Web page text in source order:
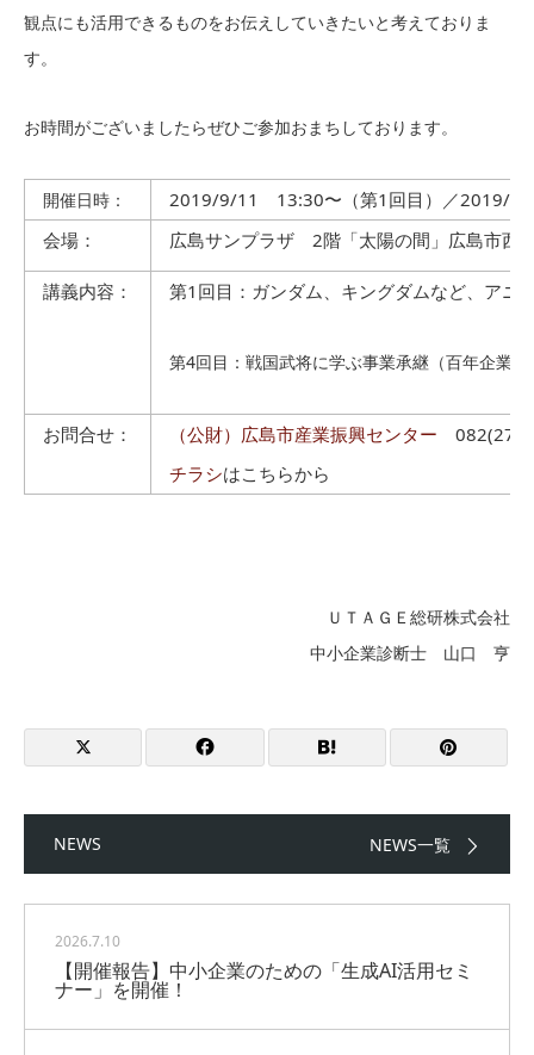
観点にも活用できるものをお伝えしていきたいと考えておりま
す。
お時間がございましたらぜひご参加おまちしております。
開催日時：
2019/9/11 13:30〜（第1回目）／2019/
会場：
広島サンプラザ 2階「太陽の間」広島市西
講義内容： 第1回目：ガンダム、キングダムなど、アニ
第4回目：戦国武将に学ぶ事業承継（百年企業へ
お問合せ： （公財）広島市産業振興センター
チラシはこちらから
ＵＴＡＧＥ総研株式会社
中小企業診断士 山口 亨
NEWS NEWS一覧
2026.7.10
【開催報告】中小企業のための「生成AI活用セミ
ナー」を開催！